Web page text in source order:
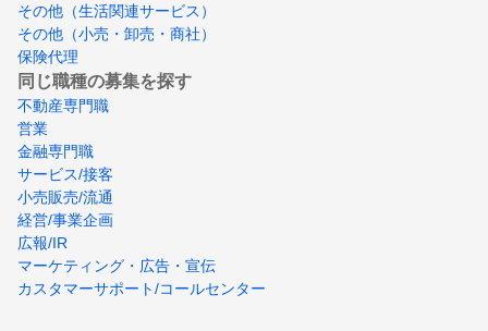
その他（生活関連サービス）
その他（小売・卸売・商社）
保険代理
同じ職種の募集を探す
不動産専門職
営業
金融専門職
サービス/接客
小売販売/流通
経営/事業企画
広報/IR
マーケティング・広告・宣伝
カスタマーサポート/コールセンター